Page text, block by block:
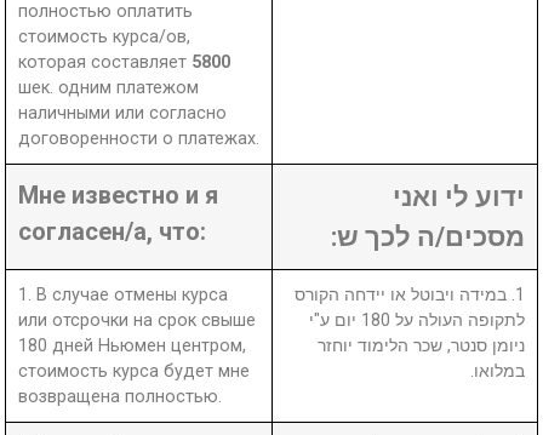
полностью оплатить
стоимость курса/ов,
которая составляет 5800
шек. одним платежом
наличными или согласно
договоренности о платежах.
Мне известно и я
согласен/а, что:
ידוע לי ואני
מסכים/ה לכך ש:
1. В случае отмены курса
или отсрочки на срок свыше
180 дней Ньюмен центром,
стоимость курса будет мне
возвращена полностью.
1. במידה ויבוטל או יידחה הקורס
לתקופה העולה על 180 יום ע"י
ניומן סנטר, שכר הלימוד יוחזר
במלואו.